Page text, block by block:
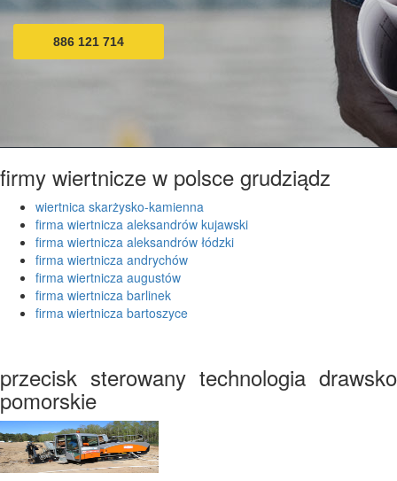
886 121 714
firmy wiertnicze w polsce grudziądz
wiertnica skarżysko-kamienna
firma wiertnicza aleksandrów kujawski
firma wiertnicza aleksandrów łódzki
firma wiertnicza andrychów
firma wiertnicza augustów
firma wiertnicza barlinek
firma wiertnicza bartoszyce
przecisk sterowany technologia drawsko
pomorskie